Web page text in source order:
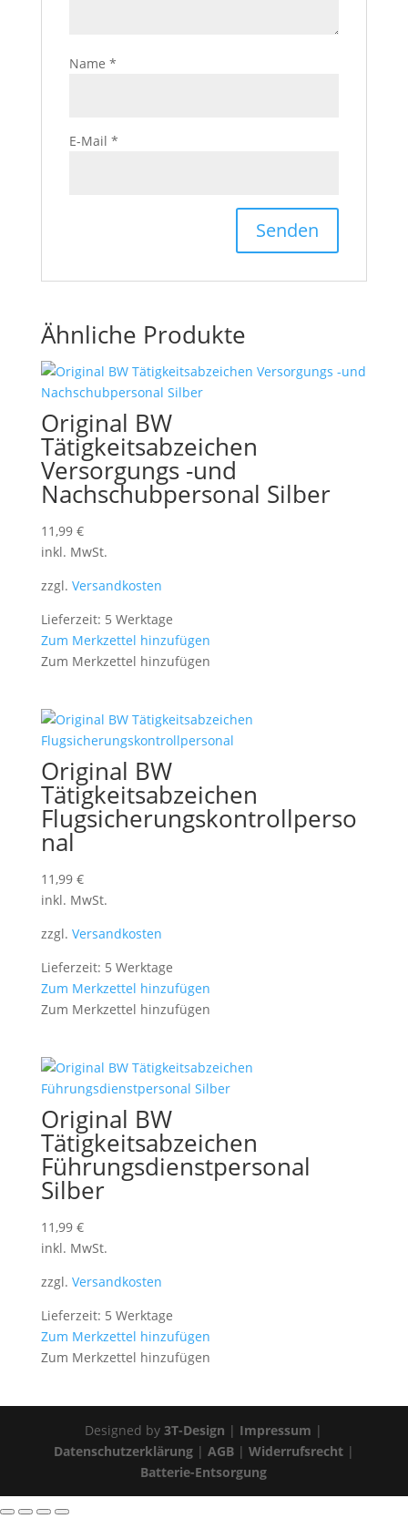
Name *
E-Mail *
Ähnliche Produkte
Original BW
Tätigkeitsabzeichen
Versorgungs -und
Nachschubpersonal Silber
11,99 €
inkl. MwSt.
zzgl. Versandkosten
Lieferzeit: 5 Werktage
Zum Merkzettel hinzufügen
Zum Merkzettel hinzufügen
Original BW
Tätigkeitsabzeichen
Flugsicherungskontrollperso
nal
11,99 €
inkl. MwSt.
zzgl. Versandkosten
Lieferzeit: 5 Werktage
Zum Merkzettel hinzufügen
Zum Merkzettel hinzufügen
Original BW
Tätigkeitsabzeichen
Führungsdienstpersonal
Silber
11,99 €
inkl. MwSt.
zzgl. Versandkosten
Lieferzeit: 5 Werktage
Zum Merkzettel hinzufügen
Zum Merkzettel hinzufügen
Designed by3T-Design | Impressum |
Datenschutzerklärung| AGB| Widerrufsrecht|
Batterie-Entsorgung